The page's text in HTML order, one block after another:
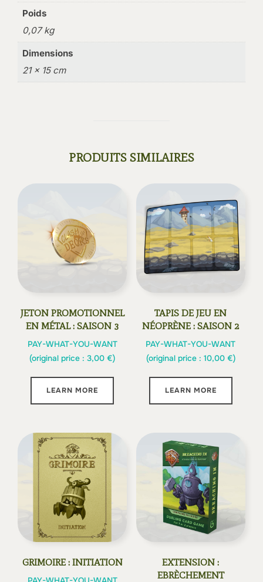
Poids
0,07 kg
Dimensions
21 × 15 cm
PRODUITS SIMILAIRES
JETON PROMOTIONNEL
EN MÉTAL : SAISON 3
PAY-WHAT-YOU-WANT
(original price :3,00€)
LEARN MORE
TAPIS DE JEU EN
NÉOPRÈNE : SAISON 2
PAY-WHAT-YOU-WANT
(original price : 10,00 €)
LEARN MORE
GRIMOIRE : INITIATION
EXTENSION :
EBRÈCHEMENT